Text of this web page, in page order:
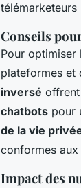
Conseils
Pour optimiser
plateformes et
inversé
chatbots pour
de la vie
conformes
Impact des